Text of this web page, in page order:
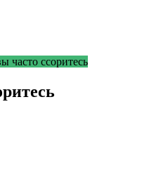
часто ссоритесь